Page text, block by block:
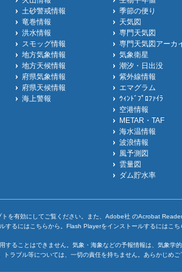
土砂警戒情報
竜巻情報
洪水情報
スモッグ情報
地方気象情報
地方天候情報
府県気象情報
府県天候情報
海上警報
季節の便り
天気図
専門天気図
専門天気図アーカ
気象衛星
潮汐・日出没
紫外線情報
エマグラム
ｳｨﾝﾄﾞﾌﾟﾛﾌｧｲﾗ
空港情報
METAR・TAF
海水温情報
波浪情報
風予測図
雲量図
ダム貯水率
トを有効にしてご覧ください。また、Adobe社 のAcrobat
するには こちらから。Flash Playerをインストールするには こち
することはできません。気象・海象などの予報情報は、気象
トラブル等については、一切の責任を持ちません。あらかじめ